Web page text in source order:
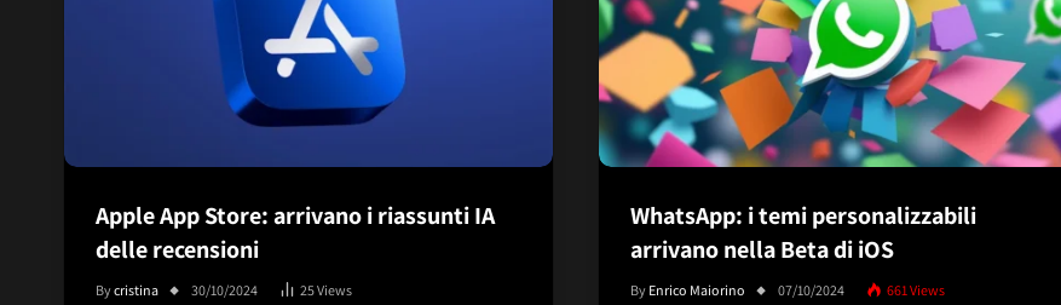
Apple App Store: arrivano i riassunti IA
delle recensioni
Bycristina 30/10/2024 25Views
WhatsApp: i temi personalizzabili
arrivano nella Beta di iOS
By Enrico Maiorino 07/10/2024 661 Views